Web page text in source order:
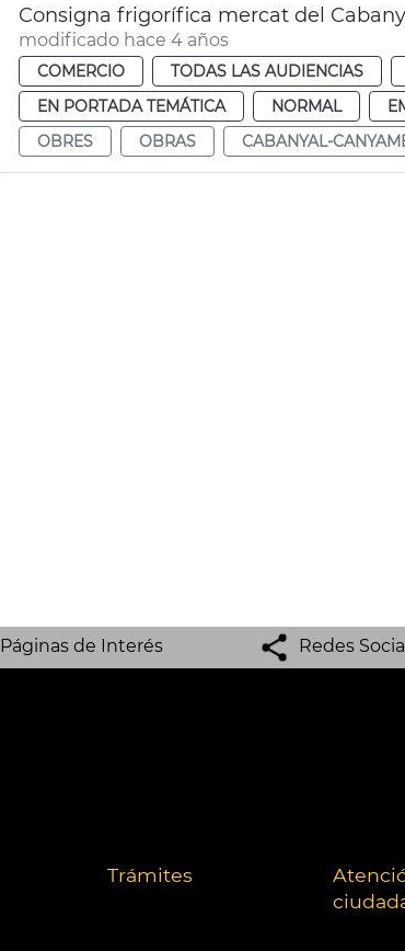
Consigna frigorífica mercat del
modificado hace 4 años
COMERCIO TODAS LAS AUDIENCIAS
EN PORTADA TEMÁTICA
NORMAL
OBRES
OBRAS CABANYAL-
Páginas de Interés Redes
Trámites